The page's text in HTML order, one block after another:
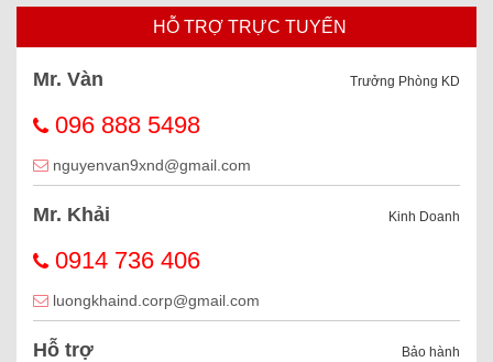
HỖ TRỢ TRỰC TUYẾN
Mr. Vàn Trưởng Phòng KD
096 888 5498
nguyenvan9xnd@gmail.com
Mr. Khải Kinh Doanh
0914 736 406
luongkhaind.corp@gmail.com
Hỗ trợ Bảo hành